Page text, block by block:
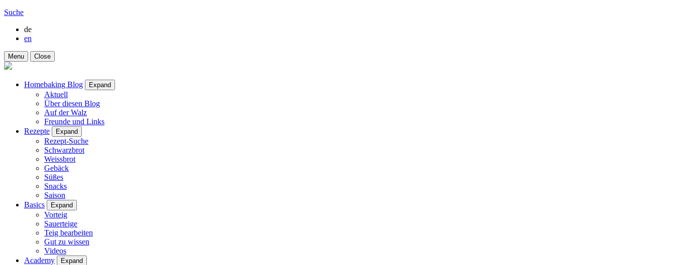
Suche
de
en
Menu Close
Homebaking Blog Expand
Aktuell
Über diesen Blog
Auf der Walz
Freunde und Links
Rezepte
Expand
Rezept-Suche
Schwarzbrot
Weissbrot
Gebäck
Süßes
Snacks
Saison
Basics
Expand
Vorteig
Sauerteige
Teig bearbeiten
Gut zu wissen
Videos
Academy
Expand